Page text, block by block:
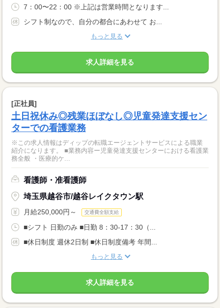
7：00〜22：00 ※上記は営業時間となります...
シフト制なので、自分の都合にあわせて お...
もっと見る
求人詳細を見る
[正社員]
土日祝休み◎残業ほぼなし◎児童発達支援セン
ターでの看護業務
※この求人情報はディップの転職エージェントサービスによる職業
紹介になります。 ■業務内容ー児童発達支援センターにおける看護業
務全般 ・医療的ケ...
看護師・准看護師
埼玉県越谷市/越谷レイクタウン駅
月給250,000円～ 交通費全額支給
■シフト 日勤のみ ■日勤 8：30-17：30（...
■休日制度 週休2日制 ■休日制度備考 年間...
もっと見る
求人詳細を見る